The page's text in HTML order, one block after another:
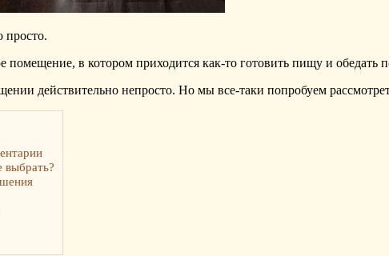
просто.
помещение, в котором приходится как-то готовить пищу и обедать
действительно непросто. Но мы все-таки попробуем
выбрать?